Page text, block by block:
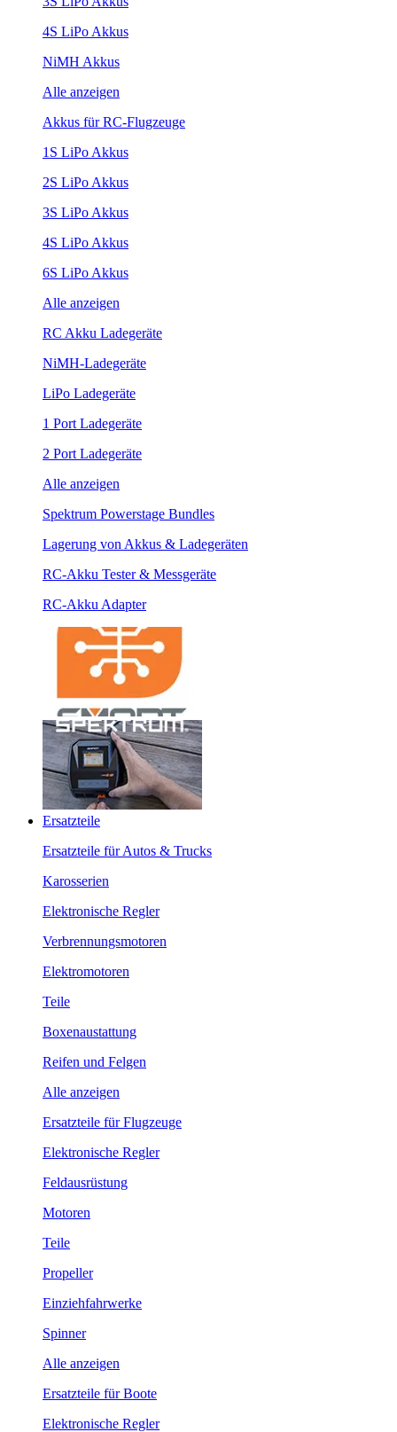
4S LiPo Akkus
NiMH Akkus
Alle anzeigen
Akkus für RC-Flugzeuge
1S LiPo Akkus
2S LiPo Akkus
3S LiPo Akkus
4S LiPo Akkus
6S LiPo Akkus
Alle anzeigen
RC Akku Ladegeräte
NiMH-Ladegeräte
LiPo Ladegeräte
1 Port Ladegeräte
2 Port Ladegeräte
Alle anzeigen
Spektrum Powerstage Bundles
Lagerung von Akkus & Ladegeräten
RC-Akku Tester & Messgeräte
RC-Akku Adapter
Ersatzteile
Ersatzteile für Autos & Trucks
Karosserien
Elektronische Regler
Verbrennungsmotoren
Elektromotoren
Teile
Boxenaustattung
Reifen und Felgen
Alle anzeigen
Ersatzteile für Flugzeuge
Elektronische Regler
Feldausrüstung
Motoren
Teile
Propeller
Einziehfahrwerke
Spinner
Alle anzeigen
Ersatzteile für Boote
Elektronische Regler